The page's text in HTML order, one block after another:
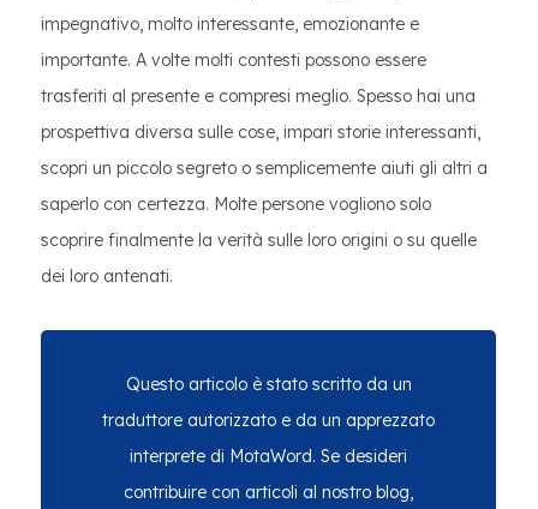
impegnativo, molto interessante, emozionante e
importante. A volte molti contesti possono essere
trasferiti al presente e compresi meglio. Spesso hai una
prospettiva diversa sulle cose, impari storie interessanti,
scopri un piccolo segreto o semplicemente aiuti gli altri a
saperlo con certezza. Molte persone vogliono solo
scoprire finalmente la verità sulle loro origini o su quelle
dei loro antenati.
Questo articolo è stato scritto da un
traduttore autorizzato e da un apprezzato
interprete di MotaWord. Se desideri
contribuire con articoli al nostro blog,